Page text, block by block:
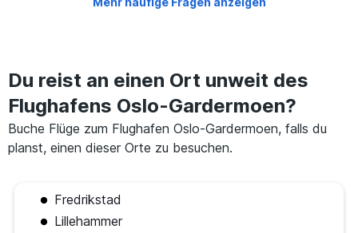
Du reist an einen Ort unweit des
Flughafens Oslo-Gardermoen?
Buche Flüge zum Flughafen Oslo-Gardermoen, falls du
planst, einen dieser Orte zu besuchen.
Fredrikstad
Lillehammer